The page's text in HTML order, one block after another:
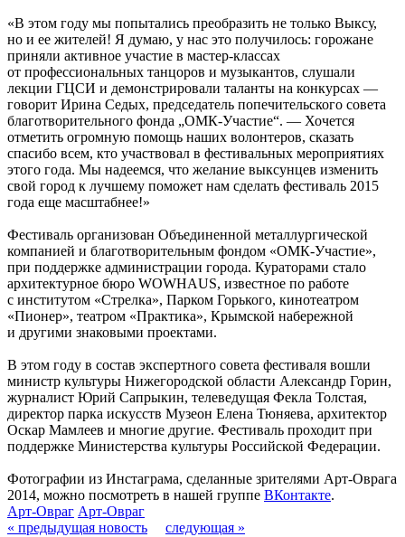
«В этом году мы попытались преобразить не только Выксу,
но и ее жителей! Я думаю, у нас это получилось: горожане
приняли активное участие в мастер-классах
от профессиональных танцоров и музыкантов, слушали
лекции ГЦСИ и демонстрировали таланты на конкурсах —
говорит Ирина Седых, председатель попечительского совета
благотворительного фонда „ОМК-Участие“. — Хочется
отметить огромную помощь наших волонтеров, сказать
спасибо всем, кто участвовал в фестивальных мероприятиях
этого года. Мы надеемся, что желание выксунцев изменить
свой город к лучшему поможет нам сделать фестиваль 2015
года еще масштабнее!»
Фестиваль организован Объединенной металлургической
компанией и благотворительным фондом «ОМК-Участие»,
при поддержке администрации города. Кураторами стало
архитектурное бюро WOWHAUS, известное по работе
с институтом «Стрелка», Парком Горького, кинотеатром
«Пионер», театром «Практика», Крымской набережной
и другими знаковыми проектами.
В этом году в состав экспертного совета фестиваля вошли
министр культуры Нижегородской области Александр Горин,
журналист Юрий Сапрыкин, телеведущая Фекла Толстая,
директор парка искусств Музеон Елена Тюняева, архитектор
Оскар Мамлеев и многие другие. Фестиваль проходит при
поддержке Министерства культуры Российской Федерации.
Фотографии из Инстаграма, сделанные зрителями Арт-Оврага
2014, можно посмотреть в нашей группе ВКонтакте.
Арт-Овраг Арт-Овраг
« предыдущая новость
следующая »